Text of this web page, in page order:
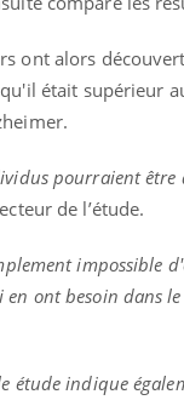
ont alors
était supérieur
pourraient
de l’étude.
impossible
en ont besoin dans
étude indique